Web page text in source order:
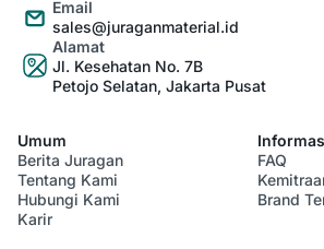
Email
sales@juraganmaterial.id
Alamat
Jl. Kesehatan No. 7B
Petojo Selatan, Jakarta Pusat
Umum
Berita Juragan
Tentang Kami
Hubungi Kami
Karir
FAQ
Brand